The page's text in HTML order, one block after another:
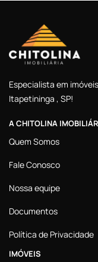
Especialista em
Itapetininga , SP!
A CHITOLINA
Quem Somos
Fale Conosco
Nossa equipe
Documentos
Política de Privacidade
IMÓVEIS